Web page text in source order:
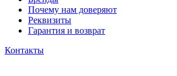
Почему нам доверяют
Реквизиты
Гарантия и возврат
Контакты